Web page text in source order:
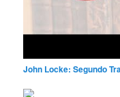
John Locke: Segundo